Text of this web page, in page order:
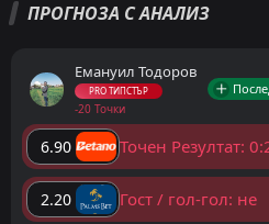
ПРОГНОЗА С АНАЛИЗ
Емануил Тодоров
PRO ТИПСТЪР
-20 Точки
6.90 Точен Резултат:
2.20 Гост / гол-гол: не